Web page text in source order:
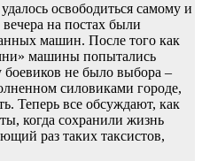
освободиться самому и
на постах были
машин. После того как
машины попытались
боевиков не было выбора –
силовиками городе,
Теперь все обсуждают, как
когда сохранили жизнь
раз таких таксистов,